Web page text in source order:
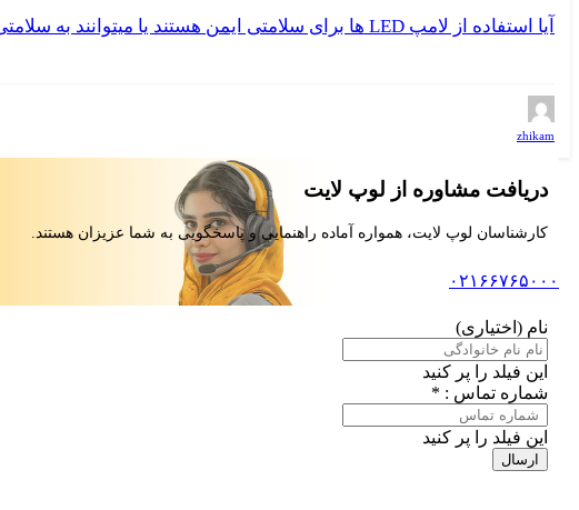
آیا استفاده از لامپ LED ها برای سلامتی ایمن هستند یا میتوانند به سلامتی ضرر بزنند ؟
zhikam
دریافت مشاوره از لوپ لایت
کارشناسان لوپ لایت، همواره آماده راهنمایی و پاسخگویی به شما عزیزان هستند.
۰۲۱۶۶۷۶۵۰۰۰
نام (اختیاری)
این فیلد را پر کنید
شماره تماس : *
این فیلد را پر کنید
ارسال